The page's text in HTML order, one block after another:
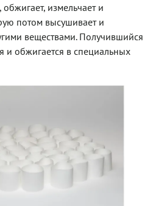
измельчает и
потом высушивает и
веществами. Получившийся
и обжигается в специальных